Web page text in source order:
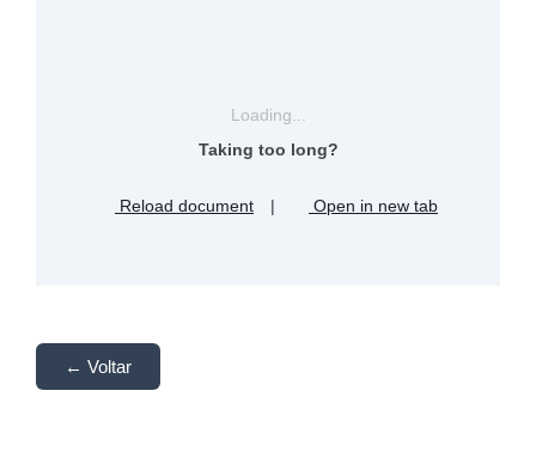
Loading...
Taking too long?
Reload document | Open in new tab
← Voltar